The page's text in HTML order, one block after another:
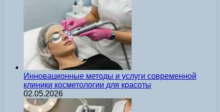
Инновационные методы и услуги современной
клиники косметологии для красоты
02.05.2026